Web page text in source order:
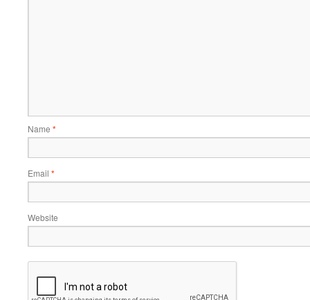
Name *
Email *
Website